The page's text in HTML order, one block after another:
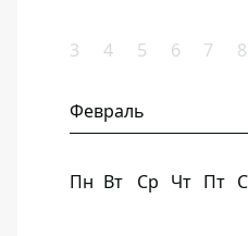
3 4 5 6 7 8
Февраль
Пн Вт Ср Чт Пт